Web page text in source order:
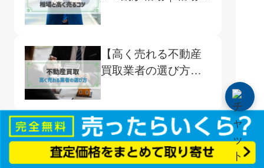
調べ方や高く売るコ
ツまで紹介
【高く売れる不動産
買取業者の選び方】
買取・仲介の違いと
注意点
不動産一括査定サイ
トの評判が心配？よ
くある口コミや注意